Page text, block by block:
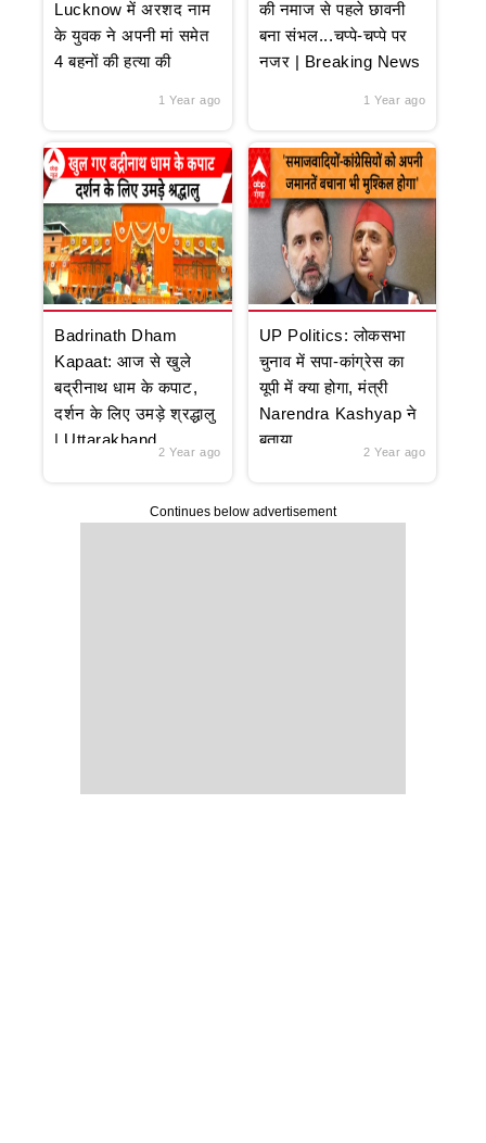
Lucknow में अरशद नाम
के युवक ने अपनी मां समेत
4 बहनों की हत्या की
1 Year ago
की नमाज से पहले छावनी
बना संभल...चप्पे-चप्पे पर
नजर | Breaking News
1 Year ago
Badrinath Dham
Kapaat: आज से खुले
बद्रीनाथ धाम के कपाट,
दर्शन के लिए उमड़े श्रद्धालु
| Uttarakhand
2 Year ago
UP Politics: लोकसभा
चुनाव में सपा-कांग्रेस का
यूपी में क्या होगा, मंत्री
Narendra Kashyap ने
बताया
2 Year ago
Continues below advertisement